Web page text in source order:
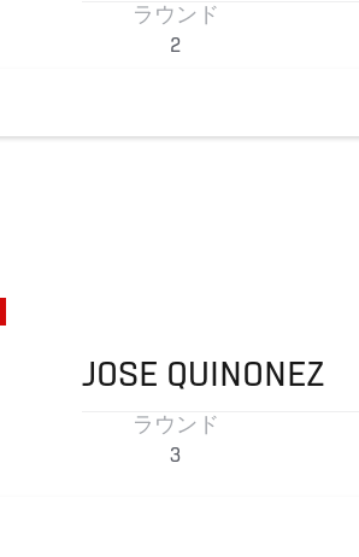
ラウンド
2
JOSE QUINONEZ
ラウンド
3